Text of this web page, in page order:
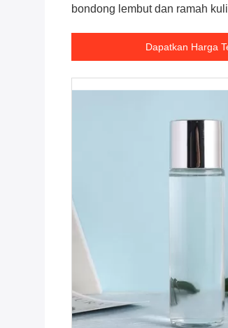
bondong lembut dan ramah
Dapatkan Harga